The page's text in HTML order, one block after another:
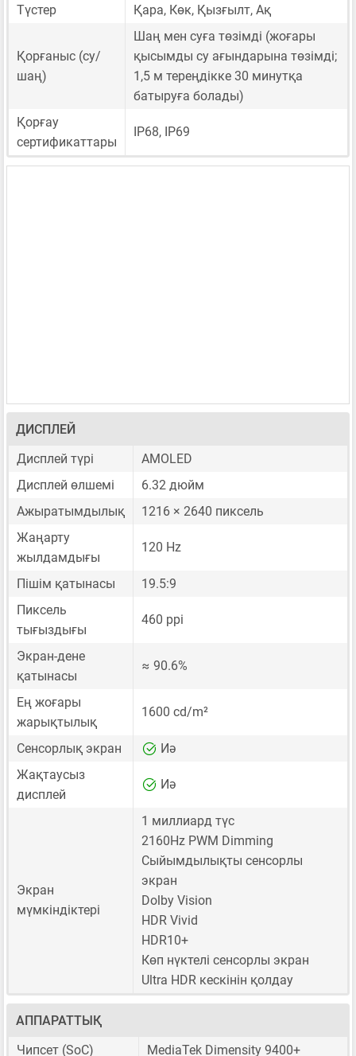
Түстер
Қара, Көк, Қызғылт, Ақ
Қорғаныс (су/
шаң)
Шаң мен суға төзімді (жоғары
қысымды су ағындарына төзімді;
1,5 м тереңдікке 30 минутқа
батыруға болады)
Қорғау
сертификаттары
IP68, IP69
ДИСПЛЕЙ
Дисплей түрі
AMOLED
Дисплей өлшемі
6.32 дюйм
Ажыратымдылық
1216 × 2640 пиксель
Жаңарту
жылдамдығы
120 Hz
Пішім қатынасы
19.5:9
Пиксель
тығыздығы
460 ppi
Экран-дене
қатынасы
≈ 90.6%
Ең жоғары
жарықтылық
1600 cd/m²
Сенсорлық экран
Иә
Жақтаусыз
дисплей
Иә
Экран
мүмкіндіктері
1 миллиард түс
2160Hz PWM Dimming
Сыйымдылықты сенсорлы
экран
Dolby Vision
HDR Vivid
HDR10+
Көп нүктелі сенсорлы экран
Ultra HDR кескінін қолдау
АППАРАТТЫҚ
Чипсет (SoC)
MediaTek Dimensity 9400+